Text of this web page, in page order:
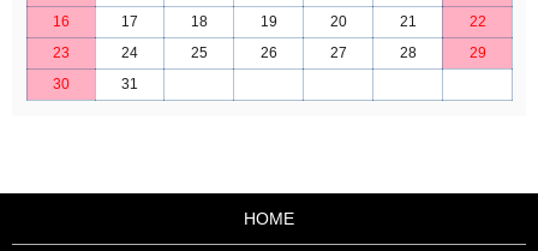
16
17 18 19 20 21
22
23
24 25 26 27 28
29
30
31
HOME